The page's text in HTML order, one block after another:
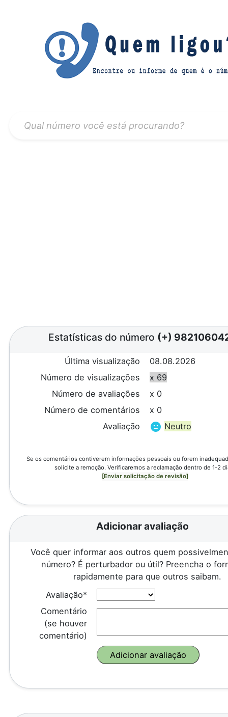
Estatísticas do número (+)
Última visualização
08.08.2026
Número de visualizações
x 69
Número de avaliações
x 0
Número de comentários
x 0
Avaliação
Neutro
Se os comentários contiverem informações pessoais ou forem
solicite a remoção. Verificaremos a reclamação dentro de 1-2
[Enviar solicitação de revisão]
Adicionar avaliação
Você quer informar aos outros quem
número? É perturbador ou útil? Preencha o
rapidamente para que outros saibam.
Avaliação*
Comentário
(se houver
comentário)